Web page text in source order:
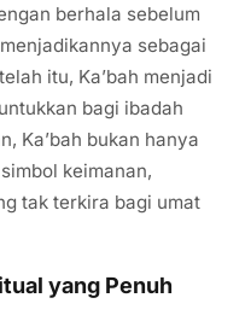
berhala sebelum
sebagai
itu, Ka’bah menjadi
bagi ibadah
Ka’bah bukan hanya
keimanan,
tak terkira bagi umat
yang Penuh